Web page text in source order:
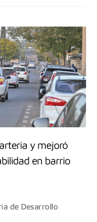
y mejoró
en barrio
de Desarrollo